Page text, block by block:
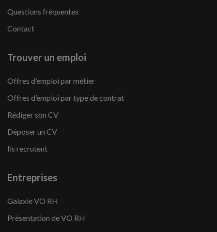
Questions fréquentes
Contact
Trouver un emploi
Offres d’emploi par métier
Offres d’emploi par type de contrat
Rédiger son CV
Déposer un CV
Ils recrutent
Entreprises
Galaxie VO RH
Présentation de VO RH